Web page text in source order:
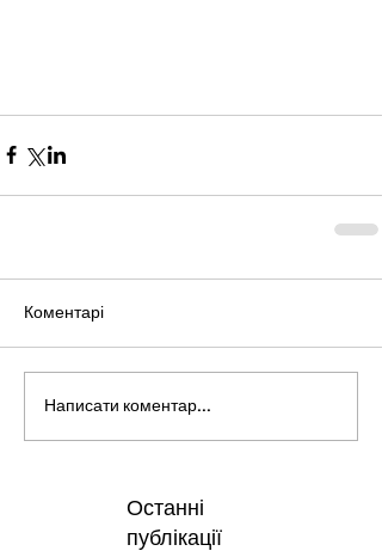
Коментарі
Написати коментар...
Останні
публікації